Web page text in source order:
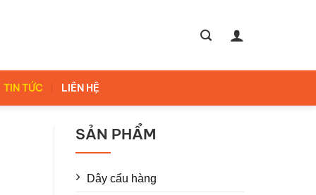
TIN TỨC LIÊN HỆ
SẢN PHẨM
Dây cẩu hàng